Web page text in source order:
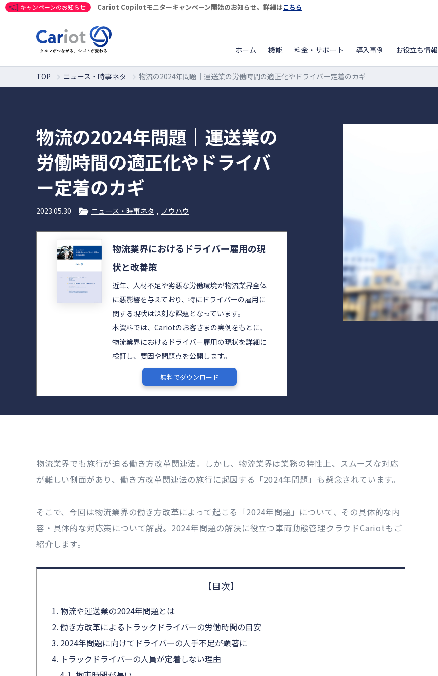
キャンペーンのお知らせ Cariot Copilotモニターキャンペーン開始のお知らせ。詳細はこちら
ホーム 機能 料金・サポート 導入事例 お役立ち情報
TOP ニュース・時事ネタ 物流の2024年問題｜運送業の労働時間の適正化やドライバー定着のカギ
物流の2024年問題｜運送業の
労働時間の適正化やドライバ
ー定着のカギ
2023.05.30 ニュース・時事ネタ ノウハウ
物流業界におけるドライバー雇用の現
状と改善策
近年、人材不足や劣悪な労働環境が物流業界全体
に悪影響を与えており、特にドライバーの雇用に
関する現状は深刻な課題となっています。
本資料では、Cariotのお客さまの実例をもとに、
物流業界におけるドライバー雇用の現状を詳細に
検証し、要因や問題点を公開します。
無料でダウンロード
物流業界でも施行が迫る働き方改革関連法。しかし、物流業界は業務の特性上、スムーズな対応
が難しい側面があり、働き方改革関連法の施行に起因する「2024年問題」も懸念されています。
そこで、今回は物流業界の働き方改革によって起こる「2024年問題」について、その具体的な内
容・具体的な対応策について解説。2024年問題の解決に役立つ車両動態管理クラウドCariotもご
紹介します。
物流や運送業の2024年問題とは
働き方改革によるトラックドライバーの労働時間の目安
2024年問題に向けてドライバーの人手不足が顕著に
トラックドライバーの人員が定着しない理由